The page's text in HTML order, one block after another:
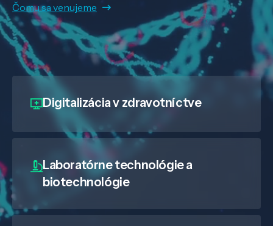
Čomu sa venujeme
Digitalizáciav zdravotníctve
Laboratórne technológie a
biotechnológie